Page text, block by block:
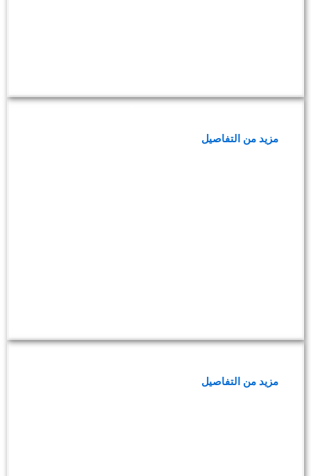
مزيد من التفاصيل
مزيد من التفاصيل